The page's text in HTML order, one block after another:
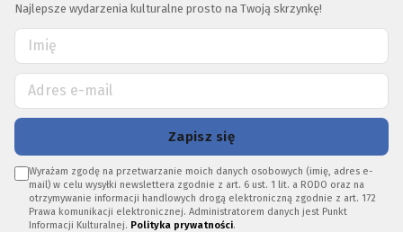
Najlepsze wydarzenia kulturalne prosto na Twoją skrzynkę!
Zapisz się
Wyrażam zgodę na przetwarzanie moich danych osobowych (imię, adres e-
mail) w celu wysyłki newslettera zgodnie z art. 6 ust. 1 lit. a RODO oraz na
otrzymywanie informacji handlowych drogą elektroniczną zgodnie z art. 172
Prawa komunikacji elektronicznej. Administratorem danych jest Punkt
Informacji Kulturalnej. Polityka prywatności.